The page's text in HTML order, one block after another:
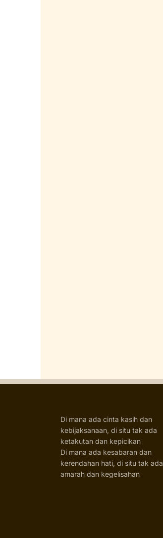
Di mana ada cinta kasih dan
kebijaksanaan, di situ tak ada
ketakutan dan kepicikan
Di mana ada kesabaran dan
kerendahan hati, di situ tak ada
amarah dan kegelisahan